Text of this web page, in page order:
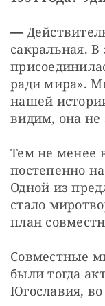
—
сакральная.
ради мира».
нашей
видим, она не
Тем не менее
постепенно
Одной из
стало
план
Совместные
были тогда
Югославия,